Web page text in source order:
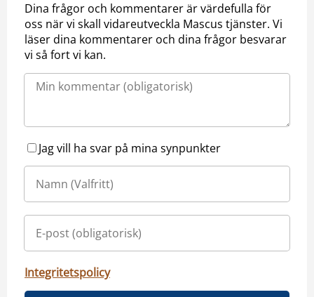
Dina frågor och kommentarer är värdefulla för
oss när vi skall vidareutveckla Mascus tjänster. Vi
läser dina kommentarer och dina frågor besvarar
vi så fort vi kan.
Jag vill ha svar på mina synpunkter
Integritetspolicy